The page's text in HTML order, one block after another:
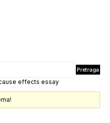
effects essay